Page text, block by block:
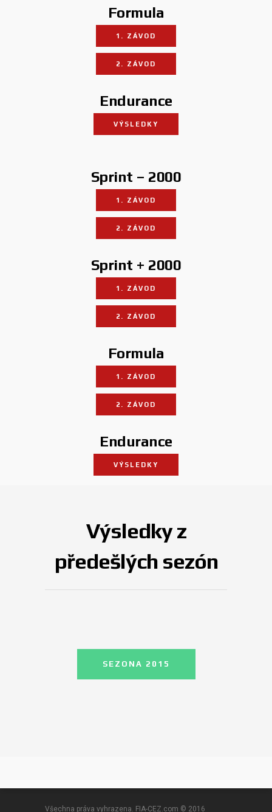
Formula
1. ZÁVOD
2. ZÁVOD
Endurance
VÝSLEDKY
Sprint – 2000
1. ZÁVOD
2. ZÁVOD
Sprint + 2000
1. ZÁVOD
2. ZÁVOD
Formula
1. ZÁVOD
2. ZÁVOD
Endurance
VÝSLEDKY
Výsledky z
předešlých sezón
SEZONA 2015
Všechna práva vyhrazena. FIA-CEZ.com © 2016